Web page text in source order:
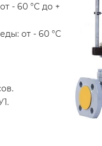
от - 60 °С до +
от - 60 °С